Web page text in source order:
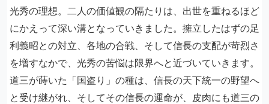
光秀の理想。二人の価値観の隔たりは、出世を重ねるほど
にかえって深い溝となっていきました。擁立したはずの足
利義昭との対立、各地の合戦、そして信長の支配が苛烈さ
を増すなかで、光秀の苦悩は限界へと近づいていきます。
道三が蒔いた「国盗り」の種は、信長の天下統一の野望へ
と受け継がれ、そしてその信長の運命が、皮肉にも道三の